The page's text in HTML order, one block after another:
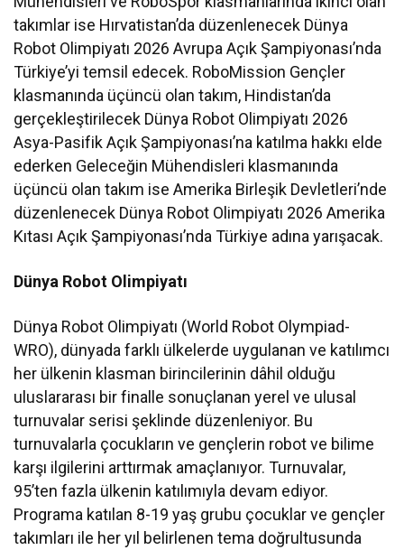
takımlar ise Hırvatistan’da düzenlenecek Dünya
Robot Olimpiyatı 2026 Avrupa Açık Şampiyonası’nda
Türkiye’yi temsil edecek. RoboMission Gençler
klasmanında üçüncü olan takım, Hindistan’da
gerçekleştirilecek Dünya Robot Olimpiyatı 2026
Asya-Pasifik Açık Şampiyonası’na katılma hakkı elde
ederken Geleceğin Mühendisleri klasmanında
üçüncü olan takım ise Amerika Birleşik Devletleri’nde
düzenlenecek Dünya Robot Olimpiyatı 2026 Amerika
Kıtası Açık Şampiyonası’nda Türkiye adına yarışacak.
Dünya Robot Olimpiyatı
Dünya Robot Olimpiyatı (World Robot Olympiad-
WRO), dünyada farklı ülkelerde uygulanan ve katılımcı
her ülkenin klasman birincilerinin dâhil olduğu
uluslararası bir finalle sonuçlanan yerel ve ulusal
turnuvalar serisi şeklinde düzenleniyor. Bu
turnuvalarla çocukların ve gençlerin robot ve bilime
karşı ilgilerini arttırmak amaçlanıyor. Turnuvalar,
95’ten fazla ülkenin katılımıyla devam ediyor.
Programa katılan 8-19 yaş grubu çocuklar ve gençler
takımları ile her yıl belirlenen tema doğrultusunda